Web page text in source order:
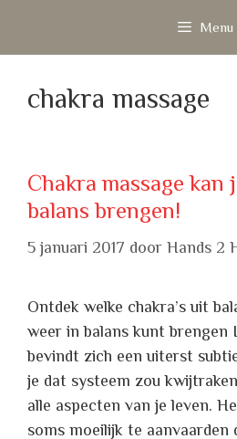
de
inhoud
Menu
chakra massage
Chakra massage kan
balans brengen!
5 januari 2017 door Hands 2
Ontdek welke chakra’s uit
weer in balans kunt brengen
bevindt zich een uiterst
je dat systeem zou
alle aspecten van je leven.
soms moeilijk te aanvaarden